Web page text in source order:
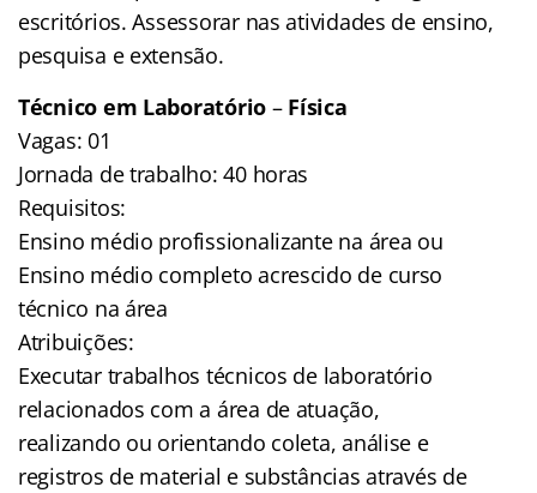
escritórios. Assessorar nas atividades de ensino,
pesquisa e extensão.
Técnico em Laboratório – Física
Vagas: 01
Jornada de trabalho: 40 horas
Requisitos:
Ensino médio profissionalizante na área ou
Ensino médio completo acrescido de curso
técnico na área
Atribuições:
Executar trabalhos técnicos de laboratório
relacionados com a área de atuação,
realizando ou orientando coleta, análise e
registros de material e substâncias através de